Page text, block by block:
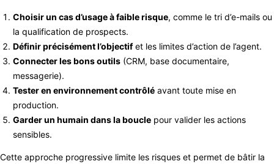
Choisir un cas d’usage à faible risque, comme le tri d’e-mails ou
la qualification de prospects.
Définir précisément l’objectifet les limites d’action de l’agent.
Connecter les bons outils (CRM, base documentaire,
messagerie).
Tester en environnement contrôlé avant toute mise en
production.
Garder un humain dans la boucle pour valider les actions
sensibles.
Cette approche progressive limite les risques et permet de bâtir la